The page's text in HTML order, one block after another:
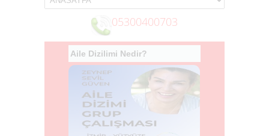
05300400703
Aile Dizilimi Nedir?